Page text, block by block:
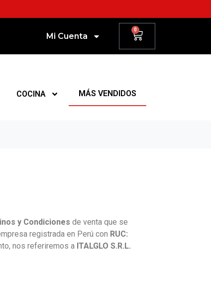
Mi Cuenta
0
COCINA MÁS VENDIDOS
y Condiciones de venta que se
registrada en Perú con RUC:
nos referiremos a ITALGLO S.R.L.